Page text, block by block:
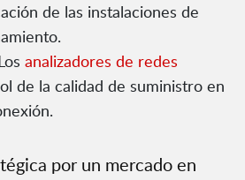
de las instalaciones de
analizadores de redes
de la calidad de suministro en
por un mercado en